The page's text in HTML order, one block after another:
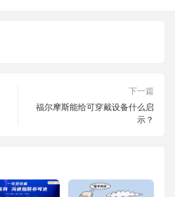
下一篇
福尔摩斯能给可穿戴设备什么启
示？